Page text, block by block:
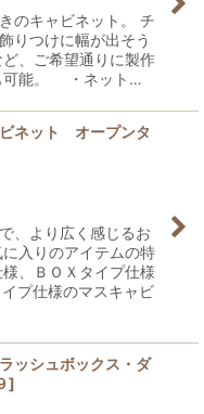
のキャビネット。 チ
りつけに幅が出そう
、ご希望通りに製作
可能。 ・ネット…
ネット オープンタ
、より広く感じるお
入りのアイテムの特
、ＢＯＸタイプ仕様
プ仕様のマスキャビ
ッシュボックス・ダ
]